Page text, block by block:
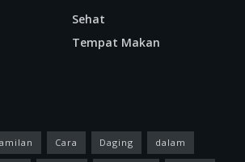
Sehat
Tempat Makan
Cara Daging dalam